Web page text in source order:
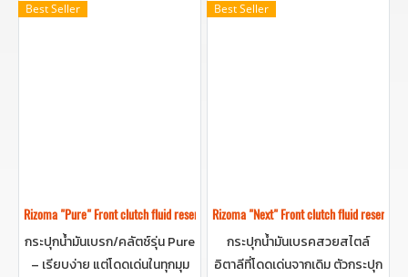
Best Seller
Rizoma "Pure" Front clutch fluid reservoir -กระปุกน้ำมันคลัชริโซม่า (ใบกลา
กระปุกน้ำมันเบรก/คลัตช์รุ่น Pure
– เรียบง่าย แต่โดดเด่นในทุกมุม
Best Seller
Rizoma "Next" Front clutch fluid
กระปุกน้ำมันเบรคสวยสไตล์
อิตาลีที่โดดเด่นจากเดิม ตัวกระปุก